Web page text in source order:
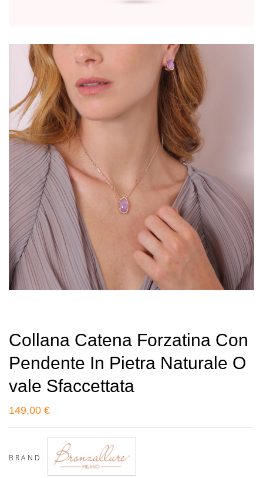
Collana Catena Forzatina Con
Pendente In Pietra Naturale O
Vale Sfaccettata
149,00 €
BRAND: